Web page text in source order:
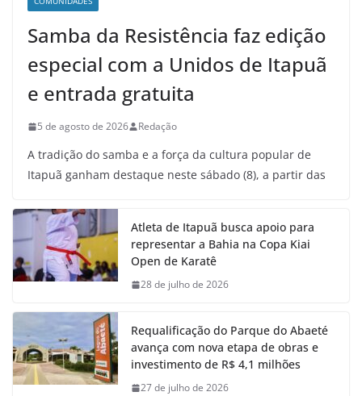
Samba da Resistência faz edição
especial com a Unidos de Itapuã
e entrada gratuita
5 de agosto de 2026 Redação
A tradição do samba e a força da cultura popular de
Itapuã ganham destaque neste sábado (8), a partir das
Atleta de Itapuã busca apoio para
representar a Bahia na Copa Kiai
Open de Karatê
28 de julho de 2026
Requalificação do Parque do Abaeté
avança com nova etapa de obras e
investimento de R$ 4,1 milhões
27 de julho de 2026